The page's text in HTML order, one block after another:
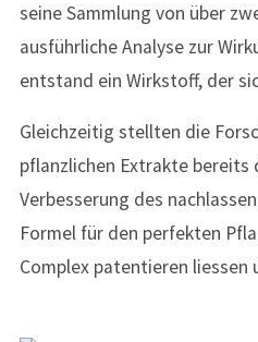
seine Sammlung von über
ausführliche Analyse zur
entstand ein Wirkstoff, der
Gleichzeitig stellten die
pflanzlichen Extrakte bereits
Verbesserung des
Formel für den perfekten
Complex patentieren